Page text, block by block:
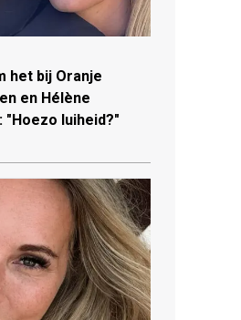
het bij Oranje
en Hélène
luiheid?"